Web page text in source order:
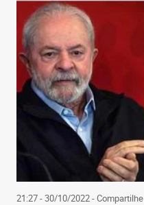
21:27 - 30/10/2022- Compartilhe